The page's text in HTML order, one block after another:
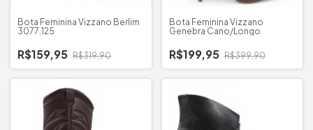
Bota Feminina Vizzano Berlim
3077.125
R$159,95 R$319,90
Bota Feminina Vizzano
Genebra Cano/Longo
R$199,95 R$399,90